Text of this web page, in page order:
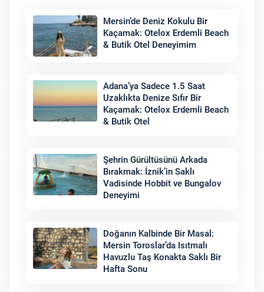
Mersin’de Deniz Kokulu Bir
Kaçamak: Otelox Erdemli Beach
& Butik Otel Deneyimim
Adana’ya Sadece 1.5 Saat
Uzaklıkta Denize Sıfır Bir
Kaçamak: Otelox Erdemli Beach
& Butik Otel
Şehrin Gürültüsünü Arkada
Bırakmak: İznik’in Saklı
Vadisinde Hobbit ve Bungalov
Deneyimi
Doğanın Kalbinde Bir Masal:
Mersin Toroslar’da Isıtmalı
Havuzlu Taş Konakta Saklı Bir
Hafta Sonu